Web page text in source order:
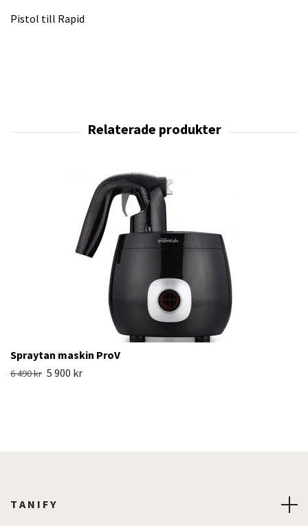
Pistol till Rapid
Spraytan maskin ProV
6 490 kr 5 900 kr
T A N I F Y